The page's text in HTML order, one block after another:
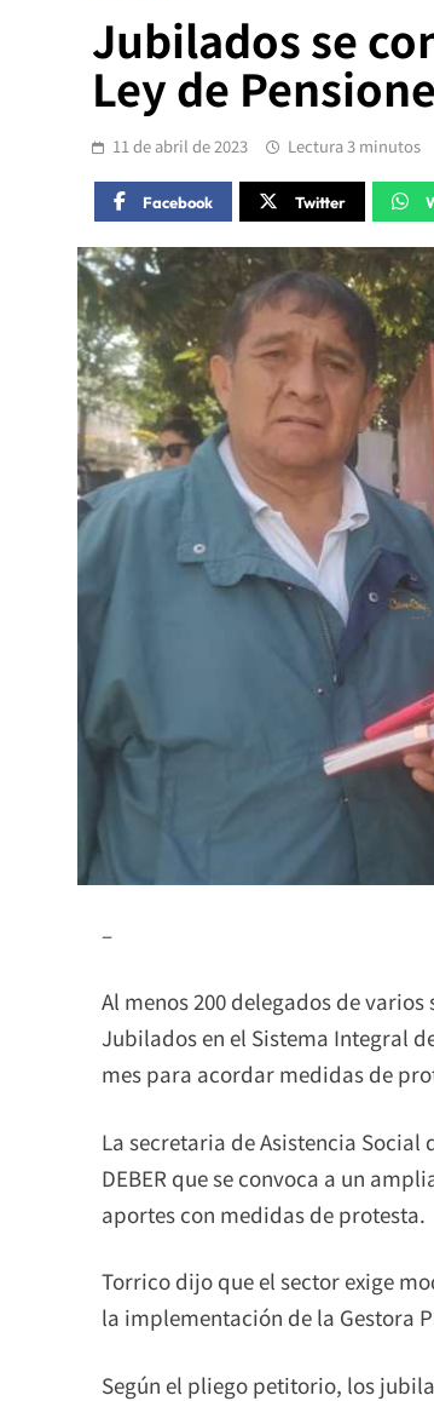
Jubilados se
Ley de
11 de abril de 2023 Lectura 3 minutos
Facebook Twitter
–
Al menos 200 delegados de
Jubilados en el Sistema Integral
mes para acordar medidas de
La secretaria de Asistencia Social
DEBER que se convoca a un
aportes con medidas de protesta.
Torrico dijo que el sector exige
la implementación de la Gestora
Según el pliego petitorio, los